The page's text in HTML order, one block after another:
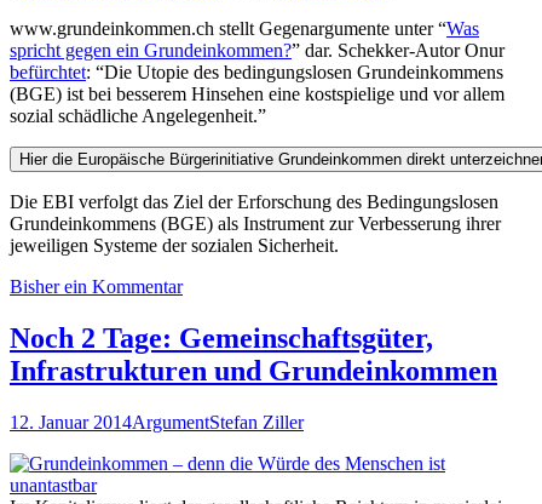
www.grundeinkommen.ch stellt Gegenargumente unter “Was
spricht gegen ein Grundeinkommen?” dar. Schekker-Autor Onur
befürchtet: “Die Utopie des bedingungslosen Grundeinkommens
(BGE) ist bei besserem Hinsehen eine kostspielige und vor allem
sozial schädliche Angelegenheit.”
Die EBI verfolgt das Ziel der Erforschung des Bedingungslosen
Grundeinkommens (BGE) als Instrument zur Verbesserung ihrer
jeweiligen Systeme der sozialen Sicherheit.
Bisher ein Kommentar
Noch 2 Tage: Gemeinschaftsgüter,
Infrastrukturen und Grundeinkommen
12. Januar 2014ArgumentStefan Ziller